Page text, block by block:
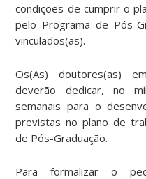
condições de cumprir o
pelo Programa de Pós-
vinculados(as).
Os(As) doutores(as)
deverão dedicar, no
semanais para o
previstas no plano de
de Pós-Graduação.
Para formalizar o